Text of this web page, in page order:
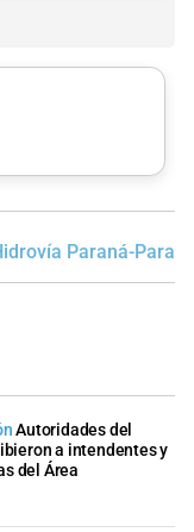
Paraná-
Autoridades del
a intendentes y
del Área